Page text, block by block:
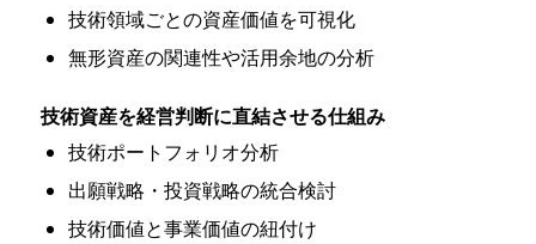
技術領域ごとの資産価値を可視化
無形資産の関連性や活用余地の分析
技術資産を経営判断に直結させる仕組み
技術ポートフォリオ分析
出願戦略・投資戦略の統合検討
技術価値と事業価値の紐付け